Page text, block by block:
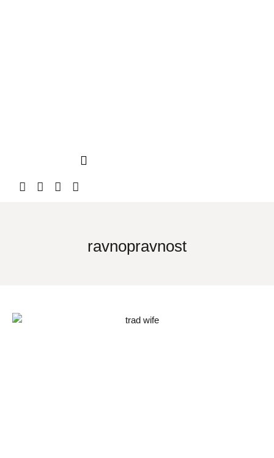
ravnopravnost